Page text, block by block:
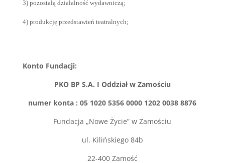
3) pozostałą działalność wydawniczą;
4) produkcję przedstawień teatralnych;
Konto Fundacji:
PKO BP S.A. I Oddział w Zamościu
numer konta : 05 1020 5356 0000 1202 0038 8876
Fundacja „Nowe Życie” w Zamościu
ul. Kilińskiego 84b
22-400 Zamość